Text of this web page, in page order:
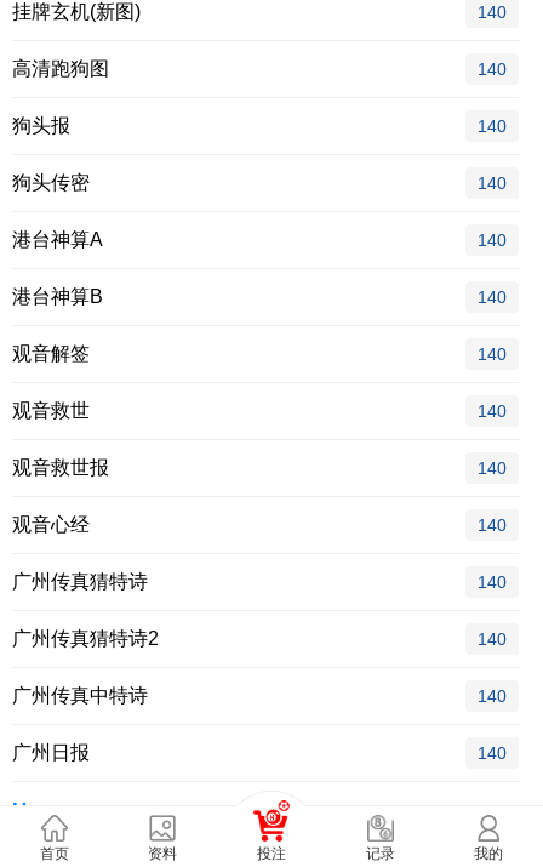
挂牌玄机(新图) 140
高清跑狗图 140
狗头报 140
狗头传密 140
港台神算A 140
港台神算B 140
观音解签 140
观音救世 140
观音救世报 140
观音心经 140
广州传真猜特诗 140
广州传真猜特诗2 140
广州传真中特诗 140
广州日报 140
H
胡巴抓码记 140
首页 资料 投注 记录 我的